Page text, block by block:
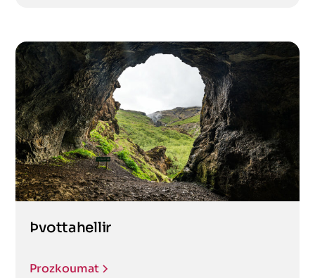
Þvottahellir
Prozkoumat